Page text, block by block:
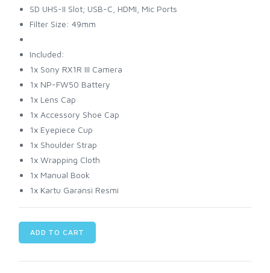
SD UHS-II Slot; USB-C, HDMI, Mic Ports
Filter Size: 49mm
Included:
1x Sony RX1R III Camera
1x NP-FW50 Battery
1x Lens Cap
1x Accessory Shoe Cap
1x Eyepiece Cup
1x Shoulder Strap
1x Wrapping Cloth
1x Manual Book
1x Kartu Garansi Resmi
ADD TO CART